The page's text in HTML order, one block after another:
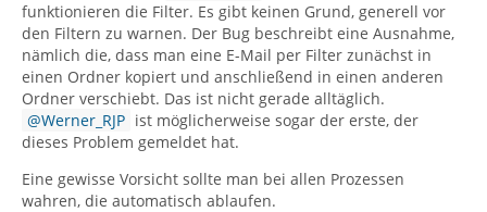
MfG
Drachen
funktionieren die Filter. Es gibt keinen Grund, generell vor
den Filtern zu warnen. Der Bug beschreibt eine Ausnahme,
nämlich die, dass man eine E-Mail per Filter zunächst in
einen Ordner kopiert und anschließend in einen anderen
Ordner verschiebt. Das ist nicht gerade alltäglich.
Werner_RJP ist möglicherweise sogar der erste, der
dieses Problem gemeldet hat.
Eine gewisse Vorsicht sollte man bei allen Prozessen
wahren, die automatisch ablaufen.